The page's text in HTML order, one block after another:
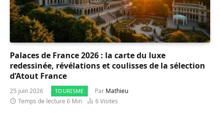
Palaces de France 2026 : la carte du luxe
redessinée, révélations et coulisses de la sélection
d’Atout France
25 juin 2026 TOURISME Par Mathieu
Temps de lecture 6 Min
6Visites